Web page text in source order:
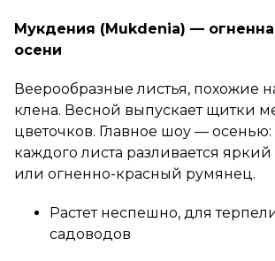
Мукдения (Mukdenia) —
осени
Веерообразные листья, похожие
клена. Весной выпускает щитки
цветочков. Главное шоу —
каждого листа разливается
или огненно-красный румянец.
Растет неспешно, для
садоводов